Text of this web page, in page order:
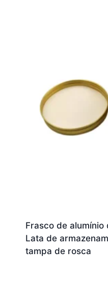
Frasco de
Lata de
tampa de rosca